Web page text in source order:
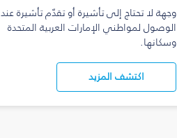
وجهة لا تحتاج إلى تأشيرة أو تقدّم تأشيرة عند
الوصول لمواطني الإمارات العربية المتحدة
وسكانها.
اكتشف المزيد